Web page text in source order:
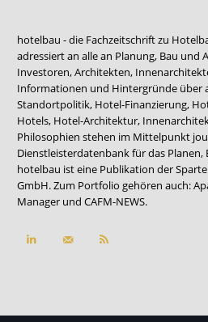
hotelbau - die Fachzeitschrift zu
adressiert an alle an Planung, Bau
Investoren, Architekten,
Informationen und Hintergründe über
Standortpolitik, Hotel-Finanzierung,
Hotels, Hotel-Architektur,
Philosophien stehen im Mittelpunkt
Dienstleisterdatenbank für das
hotelbau ist eine Publikation der
GmbH. Zum Portfolio gehören auch:
Manager und CAFM-NEWS.